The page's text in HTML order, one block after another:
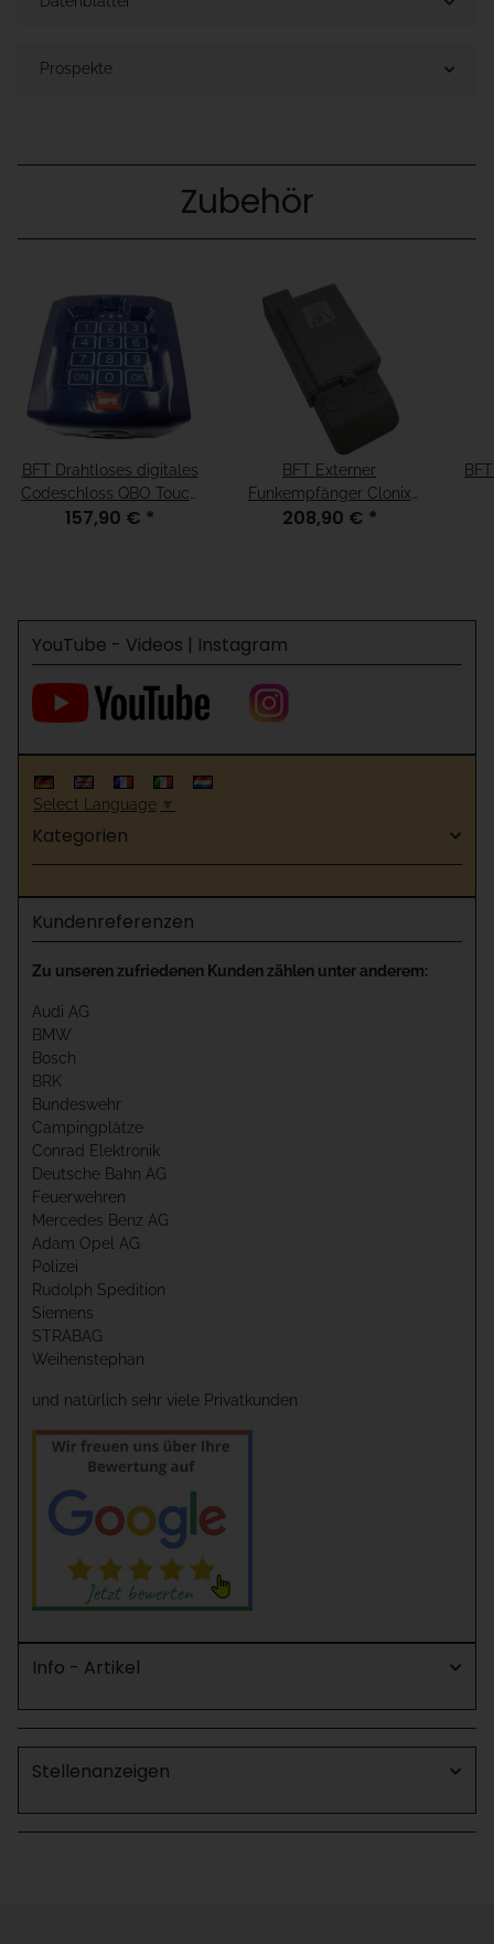
Prospekte
Zubehör
BFT Drahtloses digitales
Codeschloss QBO Touch
10 Kanal 433 MHz
157,90 € *
BFT Externer
Funkempfänger Clonix
2E 2 Kanal 433 MHz
208,90 € *
YouTube - Videos | Instagram
Select Language ▼
Kategorien
Kundenreferenzen
Zu unseren zufriedenen Kunden zählen unter anderem:
Audi AG
BMW
Bosch
BRK
Bundeswehr
Campingplätze
Conrad Elektronik
Deutsche Bahn AG
Feuerwehren
Mercedes Benz AG
Adam Opel AG
Polizei
Rudolph Spedition
Siemens
STRABAG
Weihenstephan
und natürlich sehr viele Privatkunden
Info - Artikel
Stellenanzeigen